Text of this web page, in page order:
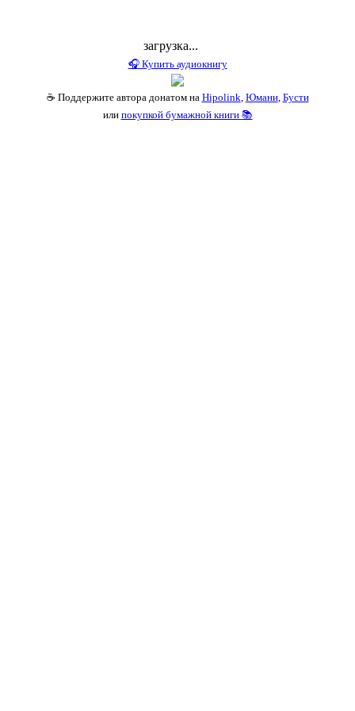
загрузка...
🎧 Купить аудиокнигу
☕ Поддержите автора донатом на Hipolink, Юмани, Бусти
или покупкой бумажной книги 📚